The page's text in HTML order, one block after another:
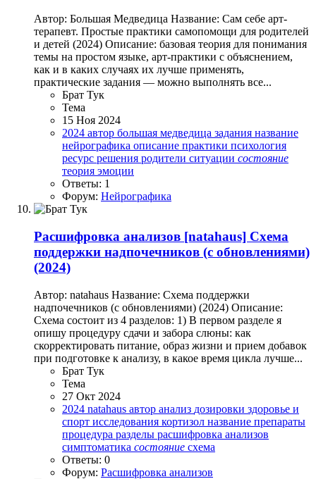
Автор: Большая Медведица Название: Сам себе арт-
терапевт. Простые практики самопомощи для родителей
и детей (2024) Описание: базовая теория для понимания
темы на простом языке, арт-практики с объяснением,
как и в каких случаях их лучше применять,
практические задания ― можно выполнять все...
Брат Тук
Тема
15 Ноя 2024
2024 автор большая медведица задания название
нейрографика описание практики психология
ресурс решения родители ситуации состояние
теория эмоции
Ответы: 1
Форум: Нейрографика
Расшифровка анализов [natahaus] Схема
поддержки надпочечников (с обновлениями)
(2024)
Автор: natahaus Название: Схема поддержки
надпочечников (с обновлениями) (2024) Описание:
Схема состоит из 4 разделов: 1) В первом разделе я
опишу процедуру сдачи и забора слюны: как
скорректировать питание, образ жизни и прием добавок
при подготовке к анализу, в какое время цикла лучше...
Брат Тук
Тема
27 Окт 2024
2024 natahaus автор анализ дозировки здоровье и
спорт исследования кортизол название препараты
процедура разделы расшифровка анализов
симптоматика состояние схема
Ответы: 0
Форум: Расшифровка анализов